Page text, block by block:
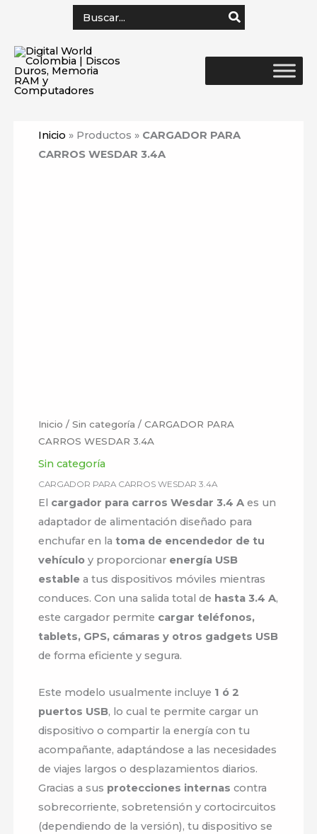
contenido
for:
Inicio » Productos » CARGADOR PARA
CARROS WESDAR 3.4A
Inicio /Sin categoría / CARGADOR PARA
CARROS WESDAR 3.4A
Sin categoría
CARGADOR PARA CARROS WESDAR 3.4A
El cargador para carros Wesdar 3.4 A es un
adaptador de alimentación diseñado para
enchufar en latoma de encendedor de tu
vehículo y proporcionar energía USB
estable a tus dispositivos móviles mientras
conduces. Con una salida total de hasta 3.4 A,
este cargador permite cargar teléfonos,
tablets, GPS, cámaras y otros gadgets USB
de forma eficiente y segura.
Este modelo usualmente incluye 1 ó 2
puertos USB, lo cual te permite cargar un
dispositivo o compartir la energía con tu
acompañante, adaptándose a las necesidades
de viajes largos o desplazamientos diarios.
Gracias a sus protecciones internas contra
sobrecorriente, sobretensión y cortocircuitos
(dependiendo de la versión), tu dispositivo se